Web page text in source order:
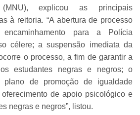
explicou as principais
à reitoria. “A abertura de processo
encaminhamento para a Polícia
célere; a suspensão imediata da
o processo, a fim de garantir a
estudantes negras e negros; o
plano de promoção de igualdade
de apoio psicológico e
negras e negros”, listou.